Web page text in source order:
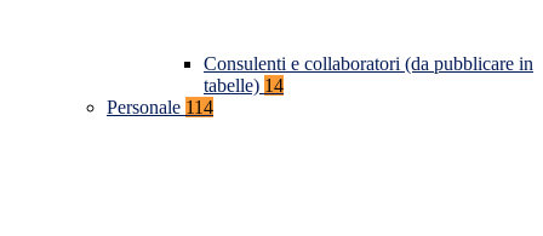
Consulenti e collaboratori (da pubblicare in
tabelle) 14
Personale 114